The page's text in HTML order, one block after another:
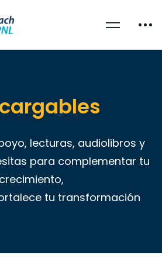
lecturas, audiolibros y
para complementar tu
crecimiento,
tu transformación